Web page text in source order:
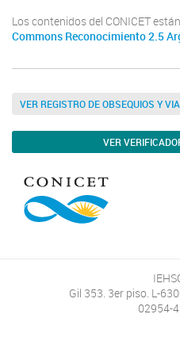
Los contenidos del CONICET
Commons Reconocimiento 2.5
VER REGISTRO DE OBSEQUIOS Y
VER
Gil 353. 3er piso. L-
02954-